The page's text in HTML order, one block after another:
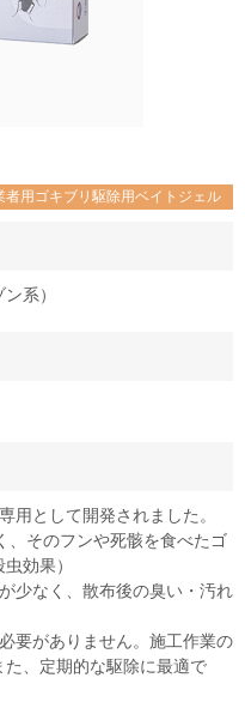
者用ゴキブリ駆除用ベイトジェル
系）
用として開発されました。
、そのフンや死骸を食べたゴ
効果）
少なく、散布後の臭い・汚れ
要がありません。施工作業の
、定期的な駆除に最適で